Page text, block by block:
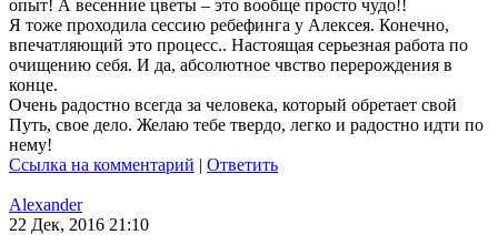
опыт! А весенние цветы – это вообще просто чудо!!
Я тоже проходила сессию ребефинга у Алексея. Конечно,
впечатляющий это процесс.. Настоящая серьезная работа по
очищению себя. И да, абсолютное чвство перерождения в
конце.
Очень радостно всегда за человека, который обретает свой
Путь, свое дело. Желаю тебе твердо, легко и радостно идти по
нему!
Ссылка на комментарий | Ответить
Alexander
22 Дек, 2016 21:10